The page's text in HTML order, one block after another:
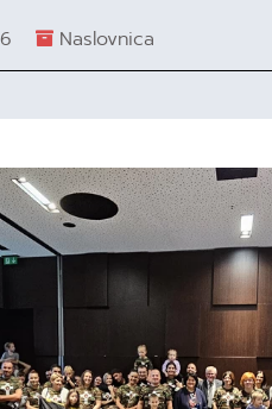
Naslovnica